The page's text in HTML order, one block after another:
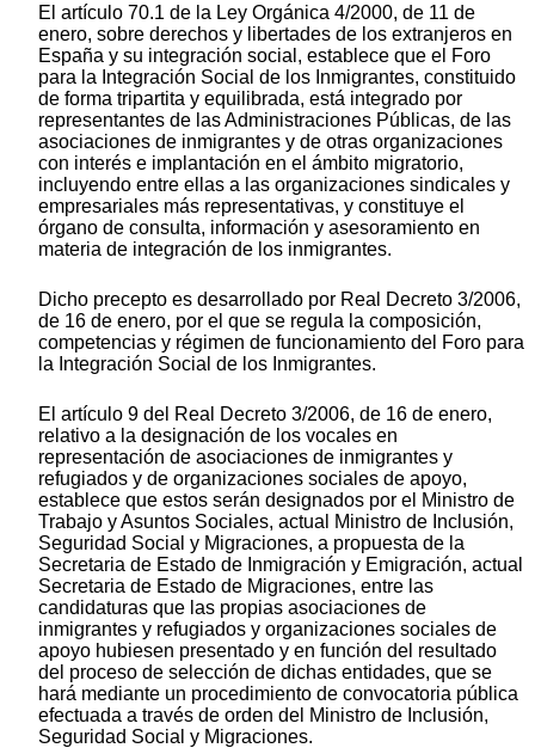
El artículo 70.1 de la Ley Orgánica 4/2000, de 11 de
enero, sobre derechos y libertades de los extranjeros en
España y su integración social, establece que el Foro
para la Integración Social de los Inmigrantes, constituido
de forma tripartita y equilibrada, está integrado por
representantes de las Administraciones Públicas, de las
asociaciones de inmigrantes y de otras organizaciones
con interés e implantación en el ámbito migratorio,
incluyendo entre ellas a las organizaciones sindicales y
empresariales más representativas, y constituye el
órgano de consulta, información y asesoramiento en
materia de integración de los inmigrantes.
Dicho precepto es desarrollado por Real Decreto 3/2006,
de 16 de enero, por el que se regula la composición,
competencias y régimen de funcionamiento del Foro para
la Integración Social de los Inmigrantes.
El artículo 9 del Real Decreto 3/2006, de 16 de enero,
relativo a la designación de los vocales en
representación de asociaciones de inmigrantes y
refugiados y de organizaciones sociales de apoyo,
establece que estos serán designados por el Ministro de
Trabajo y Asuntos Sociales, actual Ministro de Inclusión,
Seguridad Social y Migraciones, a propuesta de la
Secretaria de Estado de Inmigración y Emigración, actual
Secretaria de Estado de Migraciones, entre las
candidaturas que las propias asociaciones de
inmigrantes y refugiados y organizaciones sociales de
apoyo hubiesen presentado y en función del resultado
del proceso de selección de dichas entidades, que se
hará mediante un procedimiento de convocatoria pública
efectuada a través de orden del Ministro de Inclusión,
Seguridad Social y Migraciones.